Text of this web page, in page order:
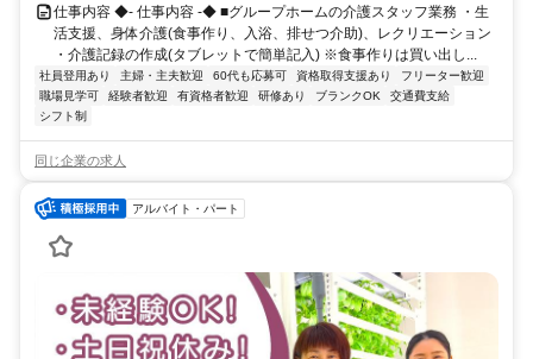
仕事内容 ◆- 仕事内容 -◆ ■グループホームの介護スタッフ業務 ・生
活支援、身体介護(食事作り、入浴、排せつ介助)、レクリエーション
・介護記録の作成(タブレットで簡単記入) ※食事作りは買い出し...
社員登用あり 主婦・主夫歓迎 60代も応募可 資格取得支援あり
フリーター歓迎
職場見学可
経験者歓迎 有資格者歓迎 研修あり ブランクOK
交通費支給
シフト制
同じ企業の求人
アルバイト・パート